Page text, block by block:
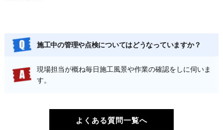
施工中の管理や点検についてはどうなっていますか？
現場担当が概ね毎日施工風景や作業の確認をしに伺いま
す。
よくある質問一覧へ